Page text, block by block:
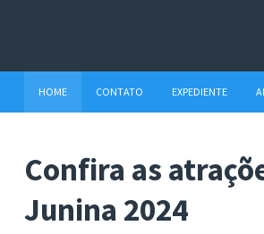
HOME CONTATO EXPEDIENTE
Confira as
Junina 2024